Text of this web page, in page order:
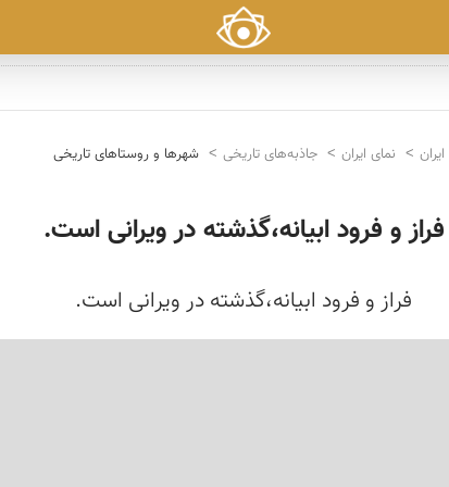
ایران نمای ایران جاذبه‌های تاریخی شهرها و روستاهای تاریخی
فراز و فرود ابیانه،گذشته در ویرانی است.
فراز و فرود ابیانه،گذشته در ویرانی است.